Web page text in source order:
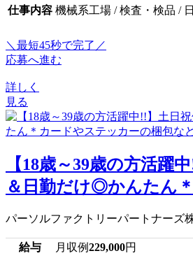
仕事内容 機械系工場 / 検査・検品 /
＼最短45秒で完了／
応募へ進む
詳しく
見る
【18歳～39歳の方活躍
＆日勤だけ◎かんたん
パーソルファクトリーパートナーズ
給与 月収例229,000円